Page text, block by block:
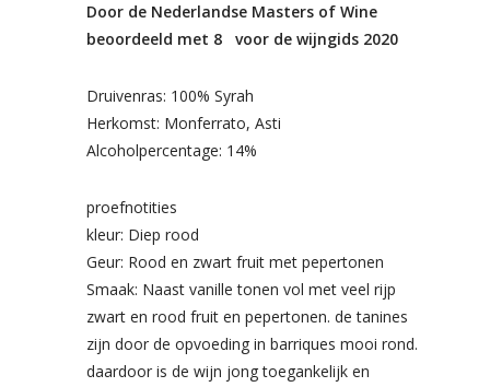
Door de Nederlandse Masters of Wine
beoordeeld met 8 voor de wijngids 2020
Druivenras: 100% Syrah
Herkomst: Monferrato, Asti
Alcoholpercentage: 14%
proefnotities
kleur: Diep rood
Geur: Rood en zwart fruit met pepertonen
Smaak: Naast vanille tonen vol met veel rijp
zwart en rood fruit en pepertonen. de tanines
zijn door de opvoeding in barriques mooi rond.
daardoor is de wijn jong toegankelijk en